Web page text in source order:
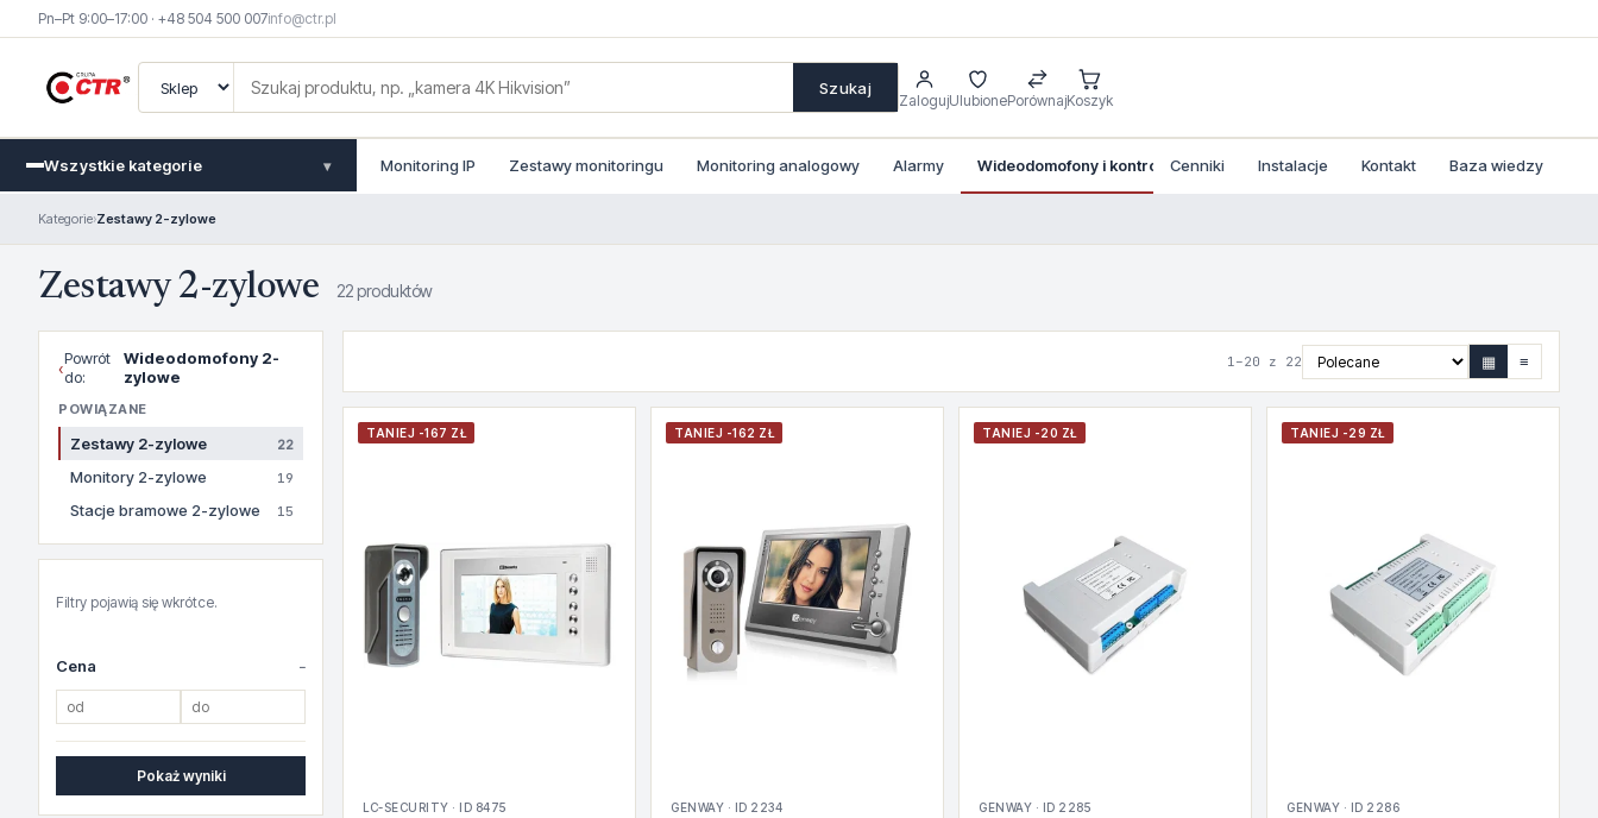
Pn–Pt 9:00–17:00 · +48 504 500 007info@ctr.pl
Szukaj
ZalogujUlubionePorównajKoszyk
Wszystkie kategorie ▾ Monitoring IP Zestawy monitoringu Monitoring analogowy Alarmy Wideodomofony i kontrola dostepu
Cenniki Instalacje Kontakt Baza wiedzy
Kategorie›Zestawy 2-zylowe
Zestawy 2-zylowe 22 produktów
‹Powrót
do:
Wideodomofony 2-
zylowe
POWIĄZANE
Zestawy 2-zylowe 22
Monitory 2-zylowe 19
Stacje bramowe 2-zylowe 15
Filtry pojawią się wkrótce.
Cena
Pokaż wyniki
1–20 z 22 ▦ ≡
TANIEJ -167 ZŁ
LC-SECURITY · ID 8475
TANIEJ -162 ZŁ
GENWAY · ID 2234
TANIEJ -20 ZŁ
GENWAY · ID 2285
TANIEJ -29 ZŁ
GENWAY · ID 2286